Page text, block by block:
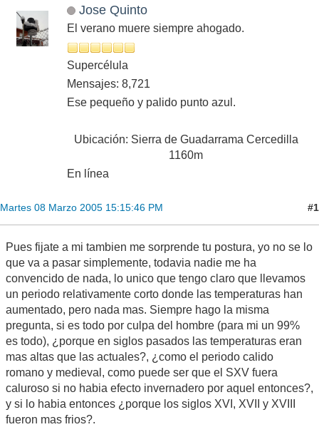
Jose Quinto
El verano muere siempre ahogado.
Supercélula
Mensajes: 8,721
Ese pequeño y palido punto azul.
Ubicación: Sierra de Guadarrama Cercedilla
1160m
En línea
Martes 08 Marzo 2005 15:15:46 PM #1
Pues fijate a mi tambien me sorprende tu postura, yo no se lo
que va a pasar simplemente, todavia nadie me ha
convencido de nada, lo unico que tengo claro que llevamos
un periodo relativamente corto donde las temperaturas han
aumentado, pero nada mas. Siempre hago la misma
pregunta, si es todo por culpa del hombre (para mi un 99%
es todo), ¿porque en siglos pasados las temperaturas eran
mas altas que las actuales?, ¿como el periodo calido
romano y medieval, como puede ser que el SXV fuera
caluroso si no habia efecto invernadero por aquel entonces?,
y si lo habia entonces ¿porque los siglos XVI, XVII y XVIII
fueron mas frios?.